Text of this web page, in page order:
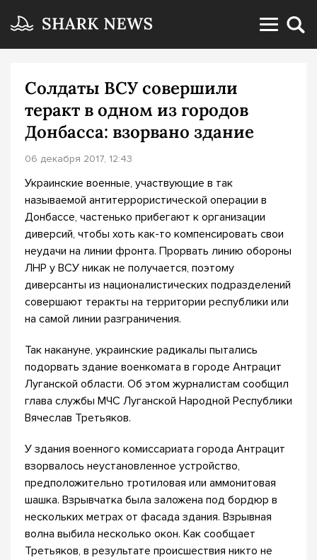
Солдаты ВСУ совершили
теракт в одном из городов
Донбасса: взорвано здание
06 декабря 2017, 12:43
Украинские военные, участвующие в так
называемой антитеррористической операции в
Донбассе, частенько прибегают к организации
диверсий, чтобы хоть как-то компенсировать свои
неудачи на линии фронта. Прорвать линию обороны
ЛНР у ВСУ никак не получается, поэтому
диверсанты из националистических подразделений
совершают теракты на территории республики или
на самой линии разграничения.
Так накануне, украинские радикалы пытались
подорвать здание военкомата в городе Антрацит
Луганской области. Об этом журналистам сообщил
глава службы МЧС Луганской Народной Республики
Вячеслав Третьяков.
У здания военного комиссариата города Антрацит
взорвалось неустановленное устройство,
предположительно тротиловая или аммонитовая
шашка. Взрывчатка была заложена под бордюр в
нескольких метрах от фасада здания. Взрывная
волна выбила несколько окон. Как сообщает
Третьяков, в результате происшествия никто не